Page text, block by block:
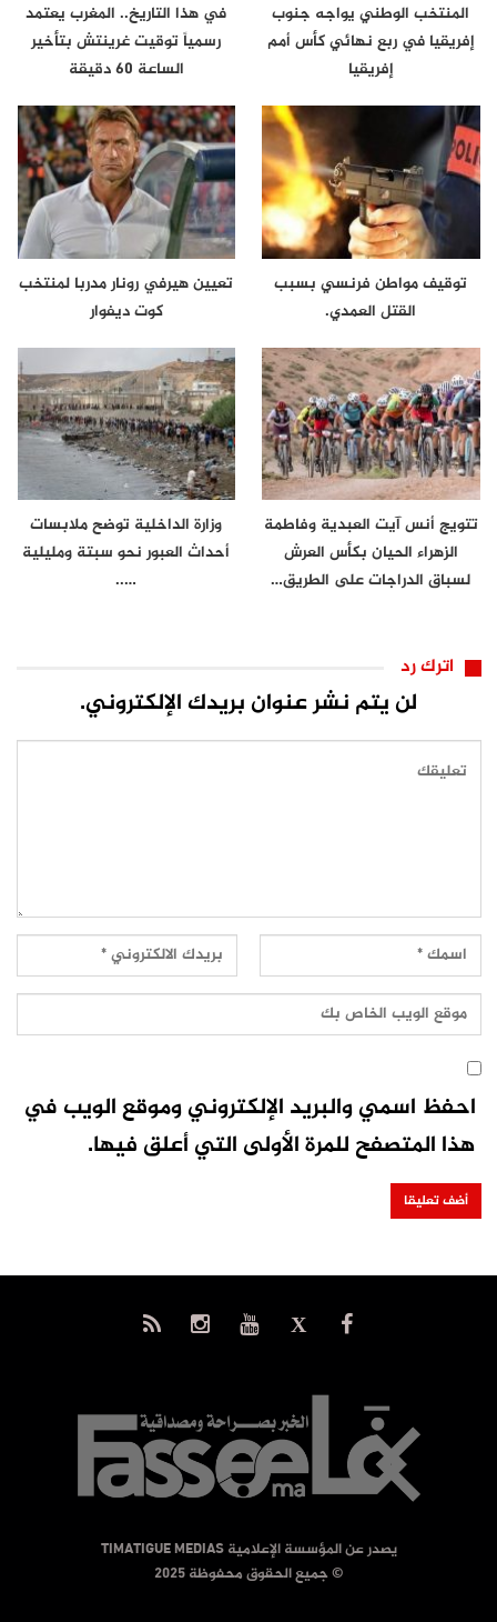
المنتخب الوطني يواجه جنوب
إفريقيا في ربع نهائي كأس أمم
إفريقيا
في هذا التاريخ.. المغرب يعتمد
رسمياً توقيت غرينتش بتأخير
الساعة 60 دقيقة
توقيف مواطن فرنسي بسبب
القتل العمدي.
تعيين هيرفي رونار مدربا لمنتخب
كوت ديفوار
تتويج أنس آيت العبدية وفاطمة
الزهراء الحيان بكأس العرش
لسباق الدراجات على الطريق…
وزارة الداخلية توضح ملابسات
أحداث العبور نحو سبتة ومليلية
…..
اترك رد
لن يتم نشر عنوان بريدك الإلكتروني.
احفظ اسمي والبريد الإلكتروني وموقع الويب في
هذا المتصفح للمرة الأولى التي أعلق فيها.
يصدر عن المؤسسة الإعلامية TIMATIGUE MEDIAS
© جميع الحقوق محفوظة 2025